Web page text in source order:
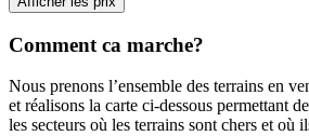
Comment ca marche?
Nous prenons l’ensemble des terrains en
et réalisons la carte ci-dessous permettant
les secteurs où les terrains sont chers et où